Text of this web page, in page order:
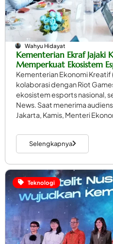
Wahyu Hidayat
Kementerian Ekraf Jajaki
Memperkuat Ekosistem
Kementerian Ekonomi
kolaborasi dengan Riot
ekosistem esports nasional,
News. Saat menerima
Jakarta, Kamis, Menteri
Selengkapnya
Teknologi